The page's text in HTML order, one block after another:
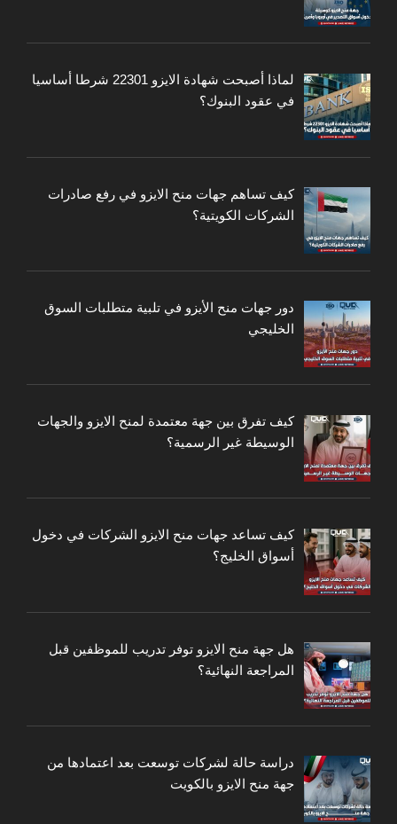
لماذا أصبحت شهادة الايزو 22301 شرطا أساسيا
في عقود البنوك؟
كيف تساهم جهات منح الايزو في رفع صادرات
الشركات الكويتية؟
دور جهات منح الأيزو في تلبية متطلبات السوق
الخليجي
كيف تفرق بين جهة معتمدة لمنح الايزو والجهات
الوسيطة غير الرسمية؟
كيف تساعد جهات منح الايزو الشركات في دخول
أسواق الخليج؟
هل جهة منح الايزو توفر تدريب للموظفين قبل
المراجعة النهائية؟
دراسة حالة لشركات توسعت بعد اعتمادها من
جهة منح الايزو بالكويت